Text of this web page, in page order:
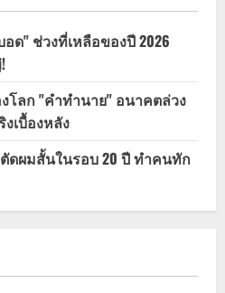
ด" ช่วงที่เหลือของปี 2026
โลก "คำทำนาย" อนาคตล่วง
เบื้องหลัง
ดผมสั้นในรอบ 20 ปี ทำคนทัก